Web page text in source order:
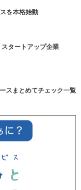
を本格始動
タートアップ企業
スまとめてチェック一覧